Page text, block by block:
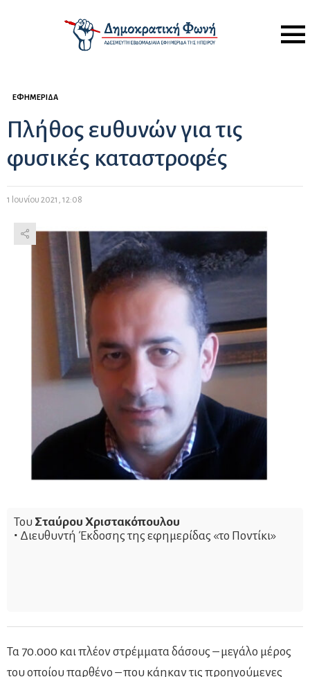
Menu
ΕΦΗΜΕΡΊΔΑ
Πλήθος ευθυνών για τις
φυσικές καταστροφές
1 Ιουνίου 2021, 12:08
Του Σταύρου Χριστακόπουλου
∙ Διευθυντή Έκδοσης της εφημερίδας «το Ποντίκι»
Τα 70.000 και πλέον στρέμματα δάσους – μεγάλο μέρος
του οποίου παρθένο – που κάηκαν τις προηγούμενες